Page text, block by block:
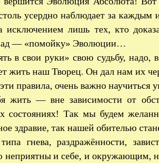
усердно наблюдает за каждым
лишь тех, кто
ад — «помойку» Эволюции…
в свои руки» свою судьбу, надо,
жить наш Творец. Он дал нам их
правила, очень важно научиться
жить — вне зависимости от
состояниях! Так мы будем
здравие, так нашей обителью
гнева, раздражённости,
неприятны и себе, и окружающим,